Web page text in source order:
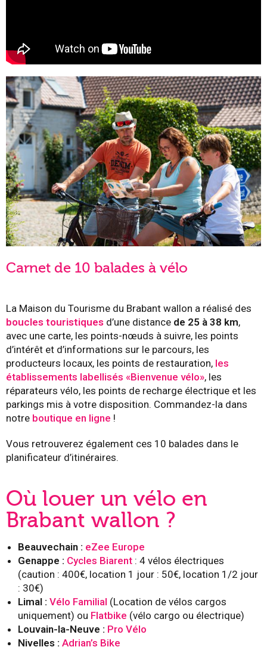
Carnet de 10 balades à vélo
La Maison du Tourisme du Brabant wallon a réalisé des
boucles touristiques d’une distance de 25 à 38 km,
avec une carte, les points-nœuds à suivre, les points
d’intérêt et d’informations sur le parcours, les
producteurs locaux, les points de restauration, les
établissements labellisés «Bienvenue vélo», les
réparateurs vélo, les points de recharge électrique et les
parkings mis à votre disposition. Commandez-la dans
notre boutique en ligne !
Vous retrouverez également ces 10 balades dans le
planificateur d’itinéraires.
Où louer un vélo en
Brabant wallon ?
Beauvechain : eZee Europe
Genappe : Cycles Biarent : 4 vélos électriques
(caution : 400€, location 1 jour : 50€, location 1/2 jour
: 30€)
Limal : Vélo Familial (Location de vélos cargos
uniquement) ou Flatbike (vélo cargo ou électrique)
Louvain-la-Neuve : Pro Vélo
Nivelles : Adrian’s Bike